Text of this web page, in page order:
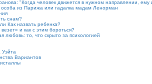
"Когда человек движется в нужном направлении,
особа из Парижа или гадалка мадам Ленорман
снам?
Как назвать ребенка?
и как с этим бороться?
любовь: то, что скрыто за психологией
Вариантов